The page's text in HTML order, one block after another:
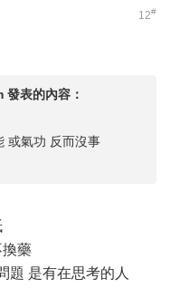
12#
發表的內容：
或氣功 反而沒事
藥
是有在思考的人